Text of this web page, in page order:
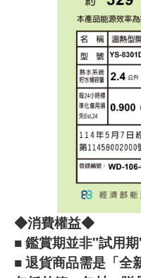
◆消費權益◆
■ 鑑賞期並非"試用期"
■ 退貨商品需是「全